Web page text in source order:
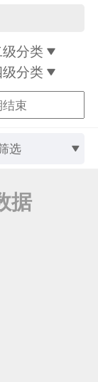
分类
级分类
选
据